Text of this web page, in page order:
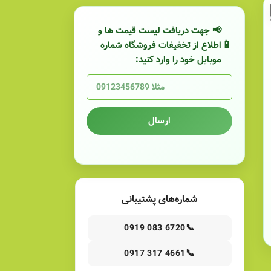
📢 جهت دریافت لیست قیمت ها و
اطلاع از تخفیفات فروشگاه شماره
موبایل خود را وارد کنید:
ارسال
شماره‌های پشتیبانی
📞
0919 083 6720
📞
0917 317 4661